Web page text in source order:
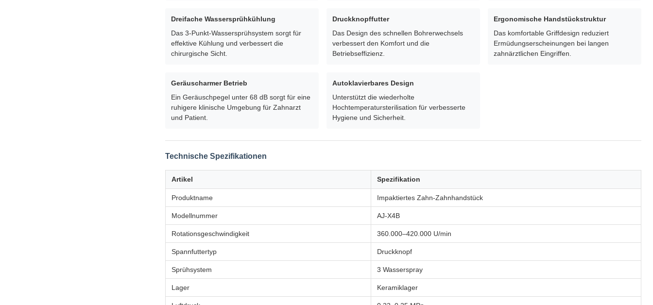
Dreifache Wassersprühkühlung
Das 3-Punkt-Wassersprühsystem sorgt für
effektive Kühlung und verbessert die
chirurgische Sicht.
Druckknopffutter
Das Design des schnellen Bohrerwechsels
verbessert den Komfort und die
Betriebseffizienz.
Ergonomische Handstückstruktur
Das komfortable Griffdesign reduziert
Ermüdungserscheinungen bei langen
zahnärztlichen Eingriffen.
Geräuscharmer Betrieb
Ein Geräuschpegel unter 68 dB sorgt für eine
ruhigere klinische Umgebung für Zahnarzt
und Patient.
Autoklavierbares Design
Unterstützt die wiederholte
Hochtemperatursterilisation für verbesserte
Hygiene und Sicherheit.
Technische Spezifikationen
Artikel Spezifikation
Produktname Impaktiertes Zahn-Zahnhandstück
Modellnummer AJ-X4B
Rotationsgeschwindigkeit 360.000–420.000 U/min
Spannfuttertyp Druckknopf
Sprühsystem 3 Wasserspray
Lager Keramiklager